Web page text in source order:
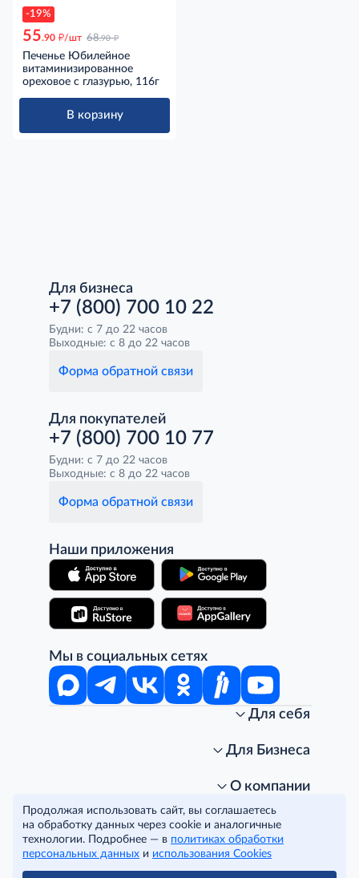
-19%
55.90 д/шт 68.90 д
Печенье Юбилейное
витаминизированное
ореховое с глазурью, 116г
В корзину
Для бизнеса
+7 (800) 700 10 22
Будни: с 7 до 22 часов
Выходные: с 8 до 22 часов
Форма обратной связи
Для покупателей
+7 (800) 700 10 77
Будни: с 7 до 22 часов
Выходные: с 8 до 22 часов
Форма обратной связи
Наши приложения
Мы в социальных сетях
Для себя
Стань клиентом METRO
Подарочные карты. Активация и баланс
Скидка за подписку
Часто задаваемые вопросы
METRO AG
Для Бизнеса
Получить карту для бизнеса
Для магазинов
Для гостинично-ресторанного бизнеса
Для офисов и предприятий
Рекламодателям
О компании
Карьера
Пресс-центр
Программа METRO Potentials
Торговые центры
Условия и соглашения
Политика конфиденциальности
Правовая информация
© METRO Cash and Carry Russia, 2026
Продолжая использовать сайт, вы соглашаетесь
на обработку данных через cookie и аналогичные
технологии. Подробнее — в политиках обработки
персональных данных и использования Cookies